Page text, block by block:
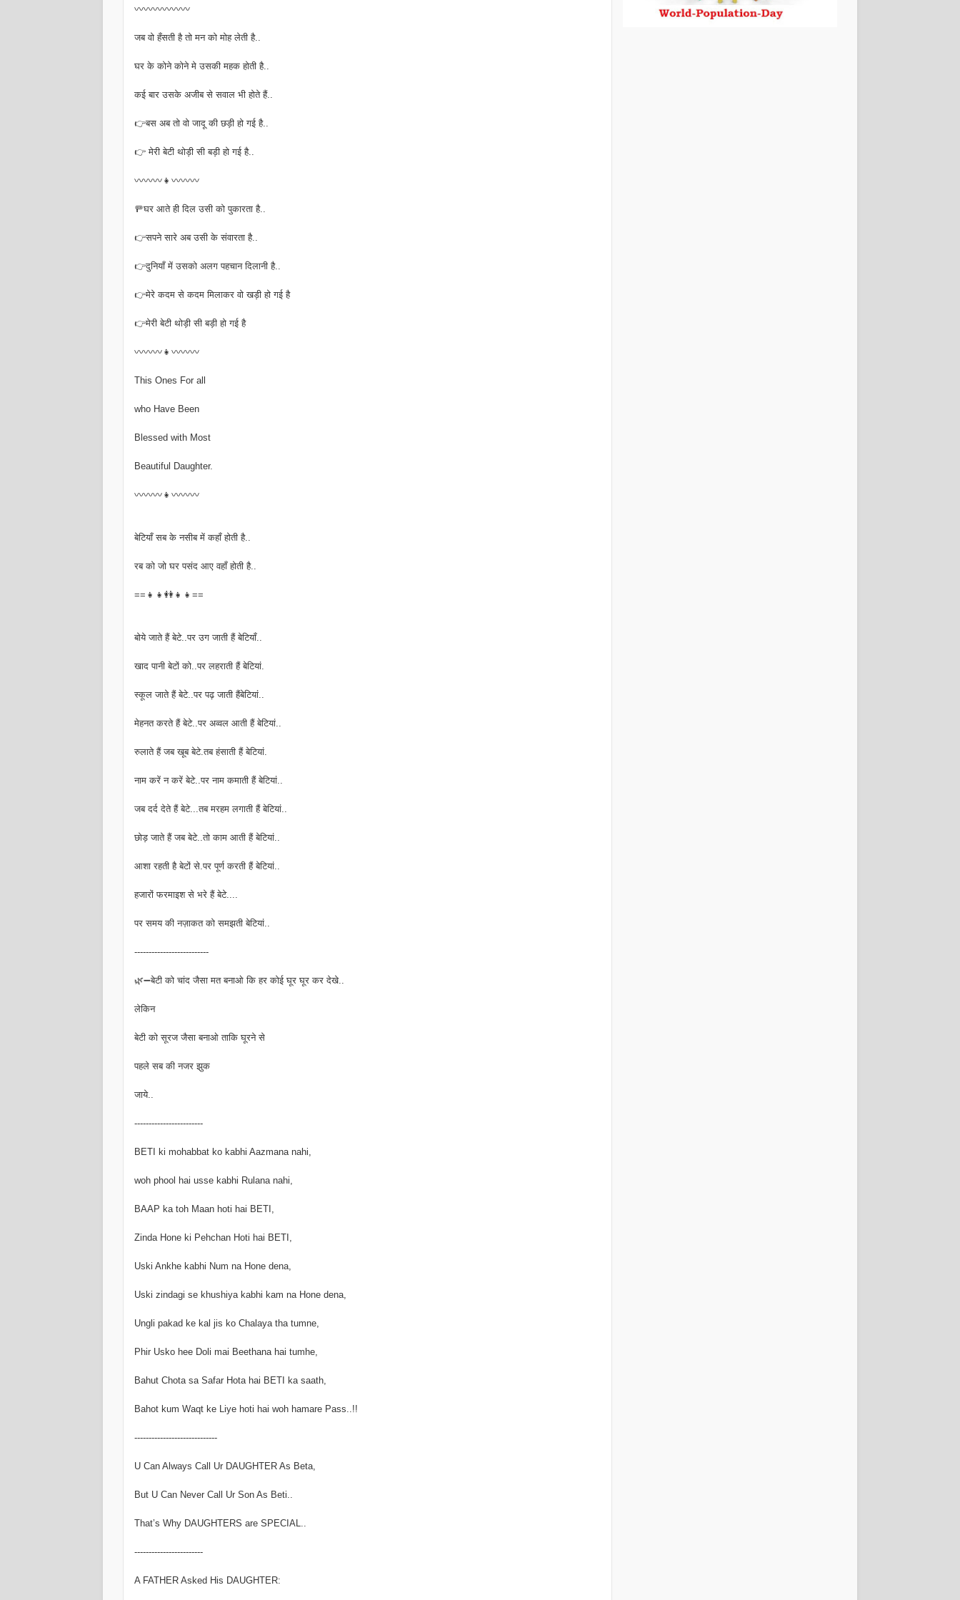
〰〰〰〰〰〰
जब वो हँसती है तो मन को मोह लेती है..
घर के कोने कोने मे उसकी महक होती है..
कई बार उसके अजीब से सवाल भी होते हैं..
👉बस अब तो वो जादू की छड़ी हो गई है..
👉 मेरी बेटी थोड़ी सी बड़ी हो गई है..
〰〰〰👧〰〰〰
🚥घर आते ही दिल उसी को पुकारता है..
👉सपने सारे अब उसी के संवारता है..
👉दुनियाँ में उसको अलग पहचान दिलानी है..
👉मेरे कदम से कदम मिलाकर वो खड़ी हो गई है
👉मेरी बेटी थोड़ी सी बड़ी हो गई है
〰〰〰👧〰〰〰
This Ones For all
who Have Been
Blessed with Most
Beautiful Daughter.
〰〰〰👧〰〰〰
बेटियाँ सब के नसीब में कहाँ होती है..
रब को जो घर पसंद आए वहाँ होती है..
==👧👧👭👧👧==
बोये जाते हैं बेटे..पर उग जाती हैं बेटियाँ..
खाद पानी बेटों को..पर लहराती हैं बेटियां.
स्कूल जाते हैं बेटे..पर पढ़ जाती हैंबेटियां..
मेहनत करते हैं बेटे..पर अव्वल आती हैं बेटियां..
रुलाते हैं जब खूब बेटे.तब हंसाती हैं बेटियां.
नाम करें न करें बेटे..पर नाम कमाती हैं बेटियां..
जब दर्द देते हैं बेटे...तब मरहम लगाती हैं बेटियां..
छोड़ जाते हैं जब बेटे..तो काम आती हैं बेटियां..
आशा रहती है बेटों से.पर पूर्ण करती हैं बेटियां..
हजारों फरमाइश से भरे हैं बेटे....
पर समय की नज़ाकत को समझती बेटियां..
--------------------------
🌿➖बेटी को चांद जैसा मत बनाओ कि हर कोई घूर घूर कर देखे..
लेकिन
बेटी को सूरज जैसा बनाओ ताकि घूरने से
पहले सब की नजर झुक
जाये..
------------------------
BETI ki mohabbat ko kabhi Aazmana nahi,
woh phool hai usse kabhi Rulana nahi,
BAAP ka toh Maan hoti hai BETI,
Zinda Hone ki Pehchan Hoti hai BETI,
Uski Ankhe kabhi Num na Hone dena,
Uski zindagi se khushiya kabhi kam na Hone dena,
Ungli pakad ke kal jis ko Chalaya tha tumne,
Phir Usko hee Doli mai Beethana hai tumhe,
Bahut Chota sa Safar Hota hai BETI ka saath,
Bahot kum Waqt ke Liye hoti hai woh hamare Pass..!!
-----------------------------
U Can Always Call Ur DAUGHTER As Beta,
But U Can Never Call Ur Son As Beti..
That’s Why DAUGHTERS are SPECIAL..
------------------------
A FATHER Asked His DAUGHTER: